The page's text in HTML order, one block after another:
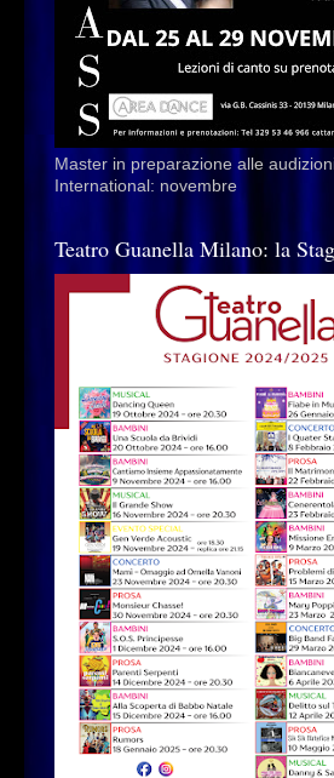
Master in preparazione alle
International: novembre
Teatro Guanella Milano: la